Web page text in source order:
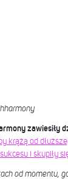
zawiesiły
krążą od
i skupiły
od momentu,